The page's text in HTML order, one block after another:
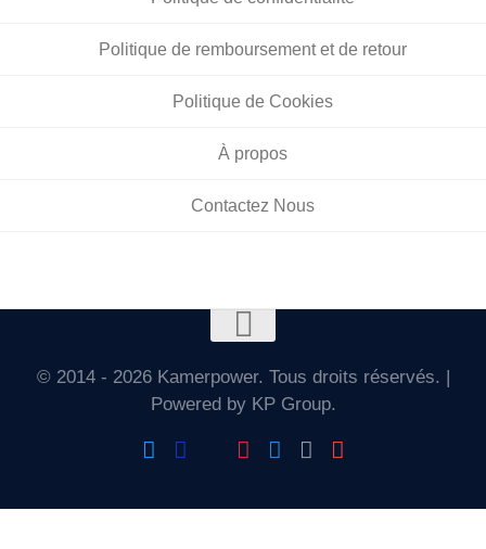
Politique de remboursement et de retour
Politique de Cookies
À propos
Contactez Nous
© 2014 - 2026 Kamerpower. Tous droits réservés. |
Powered by KP Group.